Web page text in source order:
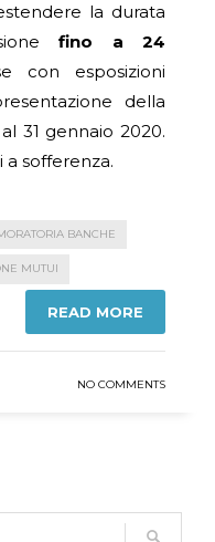
la durata
fino a24
con esposizioni
della
31 gennaio 2020.
a sofferenza.
BANCHE
MUTUI
READ MORE
NO COMMENTS